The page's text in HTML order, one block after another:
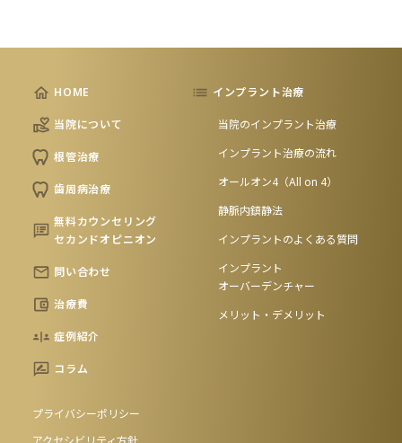
HOME
当院について
根管治療
歯周病治療
無料カウンセリング
セカンドオピニオン
問い合わせ
治療費
症例紹介
コラム
インプラント治療
当院のインプラント治療
インプラント治療の流れ
オールオン4（All on 4）
静脈内鎮静法
インプラントのよくある質問
インプラント
オーバーデンチャー
メリット・デメリット
プライバシーポリシー